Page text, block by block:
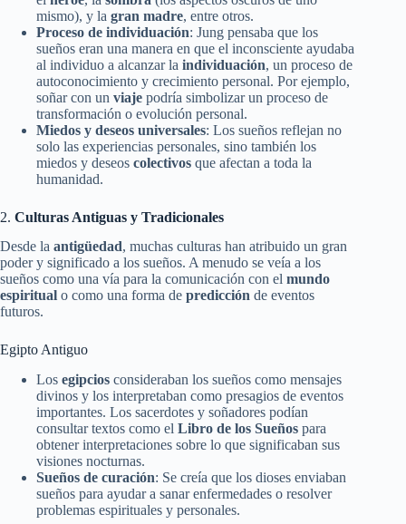
mismo), y la gran madre, entre otros.
Proceso de individuación: Jung pensaba que los
sueños eran una manera en que el inconsciente ayudaba
al individuo a alcanzar la individuación, un proceso de
autoconocimiento y crecimiento personal. Por ejemplo,
soñar con un viaje podría simbolizar un proceso de
transformación o evolución personal.
Miedos y deseos universales: Los sueños reflejan no
solo las experiencias personales, sino también los
miedos y deseos colectivos que afectan a toda la
humanidad.
2. Culturas Antiguas y Tradicionales
Desde la antigüedad, muchas culturas han atribuido un gran
poder y significado a los sueños. A menudo se veía a los
sueños como una vía para la comunicación con el mundo
espiritual o como una forma de predicción de eventos
futuros.
Egipto Antiguo
Los egipcios consideraban los sueños como mensajes
divinos y los interpretaban como presagios de eventos
importantes. Los sacerdotes y soñadores podían
consultar textos como el Libro de los Sueños para
obtener interpretaciones sobre lo que significaban sus
visiones nocturnas.
Sueños de curación: Se creía que los dioses enviaban
sueños para ayudar a sanar enfermedades o resolver
problemas espirituales y personales.